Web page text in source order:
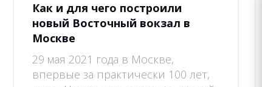
Как и для чего построили
новый Восточный вокзал в
Москве
29 мая 2021 года в Москве,
впервые за практически 100 лет,